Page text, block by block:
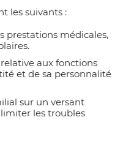
les suivants :
prestations médicales,
aux fonctions
et de sa personnalité
sur un versant
les troubles